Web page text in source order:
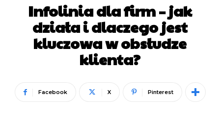
Infolinia dla firm – jak
działa i dlaczego jest
kluczowa w obsłudze
klienta?
Facebook X Pinterest